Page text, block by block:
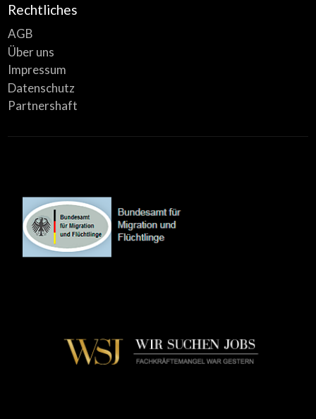
Rechtliches
AGB
Über uns
Impressum
Datenschutz
Partnershaft